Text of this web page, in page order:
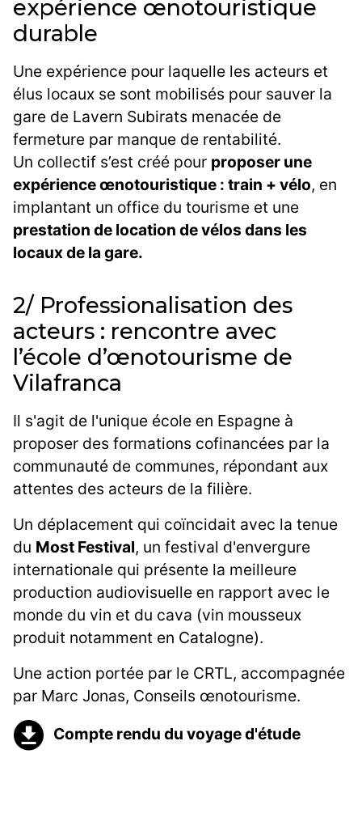
expérience œnotouristique
durable
Une expérience pour laquelle les acteurs et
élus locaux se sont mobilisés pour sauver la
gare de Lavern Subirats menacée de
fermeture par manque de rentabilité.
Un collectif s’est créé pour proposer une
expérience œnotouristique : train + vélo, en
implantant un office du tourisme et une
prestation de location de vélos dans les
locaux de la gare.
2/ Professionalisation des
acteurs : rencontre avec
l’école d’œnotourisme de
Vilafranca
Il s'agit de l'unique école en Espagne à
proposer des formations cofinancées par la
communauté de communes, répondant aux
attentes des acteurs de la filière.
Un déplacement qui coïncidait avec la tenue
du Most Festival, un festival d'envergure
internationale qui présente la meilleure
production audiovisuelle en rapport avec le
monde du vin et du cava (vin mousseux
produit notamment en Catalogne).
Une action portée par le CRTL, accompagnée
par Marc Jonas, Conseils œnotourisme.
Compte rendu du voyage d'étude